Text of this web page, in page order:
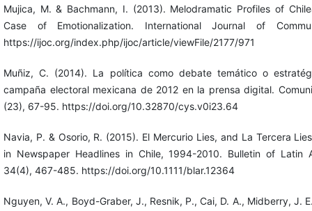
Mujica, M. & Bachmann, I. (2013). Melodramatic Profiles of
Case of Emotionalization. International Journal of
https://ijoc.org/index.php/ijoc/article/viewFile/2177/971
Muñiz, C. (2014). La política como debate temático o
campaña electoral mexicana de 2012 en la prensa digital.
(23), 67-95. https://doi.org/10.32870/cys.v0i23.64
Navia, P. & Osorio, R. (2015). El Mercurio Lies, and La Tercera
in Newspaper Headlines in Chile, 1994-2010. Bulletin of Latin
34(4), 467-485. https://doi.org/10.1111/blar.12364
Nguyen, V. A., Boyd-Graber, J., Resnik, P., Cai, D. A., Midberry, J.